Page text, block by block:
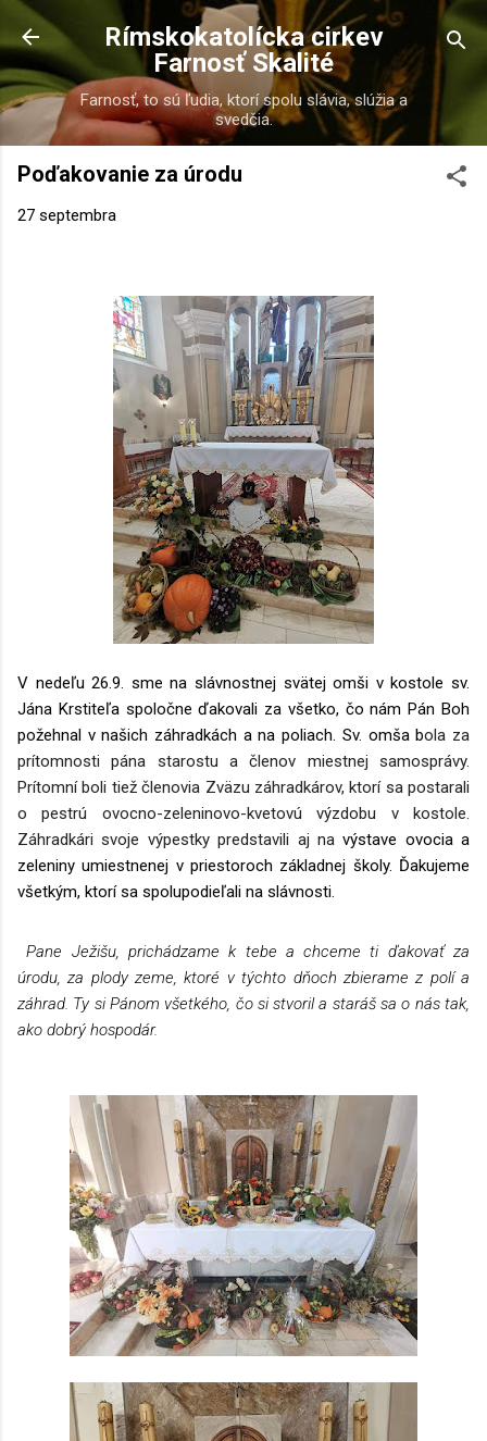
Preskočiť na hlavný obsah
Rímskokatolícka cirkev
Farnosť Skalité
Farnosť, to sú ľudia, ktorí spolu slávia, slúžia a
svedčia.
Poďakovanie za úrodu
27 septembra
V nedeľu 26.9. sme na slávnostnej svätej omši v kostole sv.
Jána Krstiteľa spoločne ďakovali za všetko, čo nám Pán Boh
požehnal v našich záhradkách a na poliach. Sv. omša bola za
prítomnosti pána starostu a členov miestnej samosprávy.
Prítomní boli tiež členovia Zväzu záhradkárov, ktorí sa postarali
o pestrú ovocno-zeleninovo-kvetovú výzdobu v kostole.
Záhradkári svoje výpestky predstavili aj navýstave ovocia a
zeleniny umiestnenej v priestoroch základnej školy. Ďakujeme
všetkým, ktorí sa spolupodieľali na slávnosti.
Pane Ježišu, prichádzame k tebe a chceme ti ďakovať za
úrodu, za plody zeme, ktoré v týchto dňoch zbierame z polí a
záhrad. Ty si Pánom všetkého, čo si stvoril a staráš sa o nás tak,
ako dobrý hospodár.